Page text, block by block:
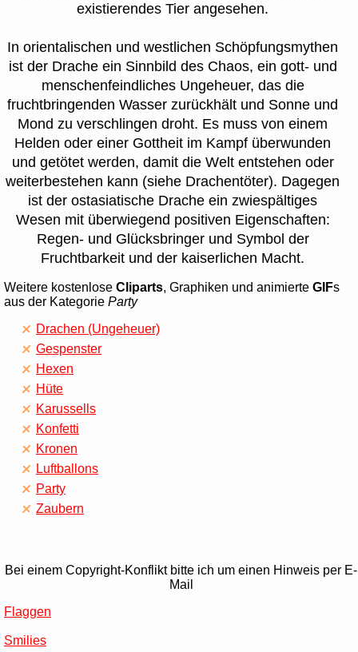
existierendes Tier angesehen.
In orientalischen und westlichen Schöpfungsmythen
ist der Drache ein Sinnbild des Chaos, ein gott- und
menschenfeindliches Ungeheuer, das die
fruchtbringenden Wasser zurückhält und Sonne und
Mond zu verschlingen droht. Es muss von einem
Helden oder einer Gottheit im Kampf überwunden
und getötet werden, damit die Welt entstehen oder
weiterbestehen kann (siehe Drachentöter). Dagegen
ist der ostasiatische Drache ein zwiespältiges
Wesen mit überwiegend positiven Eigenschaften:
Regen- und Glücksbringer und Symbol der
Fruchtbarkeit und der kaiserlichen Macht.
Weitere kostenlose Cliparts, Graphiken und animierte GIFs
aus der Kategorie Party
Drachen (Ungeheuer)
Gespenster
Hexen
Hüte
Karussells
Konfetti
Kronen
Luftballons
Party
Zaubern
Bei einem Copyright-Konflikt bitte ich um einen Hinweis per E-
Mail
Flaggen
Smilies